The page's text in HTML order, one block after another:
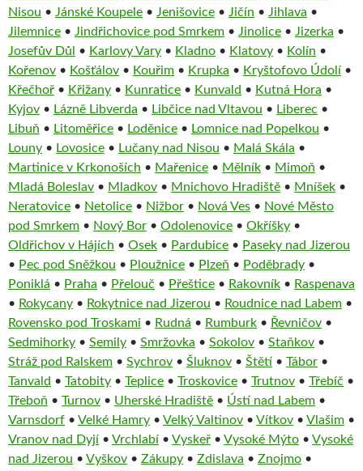
Nisou • Jánské Koupele • Jenišovice • Jičín • Jihlava •
Jilemnice • Jindřichovice pod Smrkem • Jinolice • Jizerka •
Josefův Důl
• Karlovy Vary • Kladno • Klatovy • Kolín •
Kořenov • Košťálov • Kouřim • Krupka • Kryštofovo Údolí •
Křečhoř • Křižany • Kunratice • Kunvald • Kutná Hora •
Kyjov • Lázně Libverda • Libčice nad Vltavou • Liberec •
Libuň • Litoměřice • Loděnice • Lomnice nad Popelkou •
Louny • Lovosice • Lučany nad Nisou • Malá Skála •
Martinice v Krkonoších • Mařenice • Mělník • Mimoň •
Mladá Boleslav • Mladkov • Mnichovo Hradiště • Mníšek •
Neratovice • Netolice • Nižbor • Nová Ves • Nové Město
pod Smrkem • Nový Bor • Odolenovice • Okříšky •
Oldřichov v Hájích • Osek • Pardubice • Paseky nad Jizerou
• Pec pod Sněžkou • Ploužnice • Plzeň • Poděbrady •
Poniklá • Praha • Přelouč • Přeštice • Rakovník • Raspenava
• Rokycany • Rokytnice nad Jizerou • Roudnice nad Labem •
Rovensko pod Troskami • Rudná • Rumburk • Řevničov •
Sedmihorky • Semily • Smržovka • Sokolov • Staňkov •
Stráž pod Ralskem • Sychrov • Šluknov • Štětí • Tábor •
Tanvald • Tatobity • Teplice • Troskovice • Trutnov • Třebíč •
Třeboň • Turnov • Uherské Hradiště • Ústí nad Labem •
Varnsdorf • Velké Hamry • Velký Valtinov • Vítkov • Vlašim •
Vranov nad Dyjí • Vrchlabí • Vyskeř • Vysoké Mýto • Vysoké
nad Jizerou • Vyškov • Zákupy • Zdislava • Znojmo •